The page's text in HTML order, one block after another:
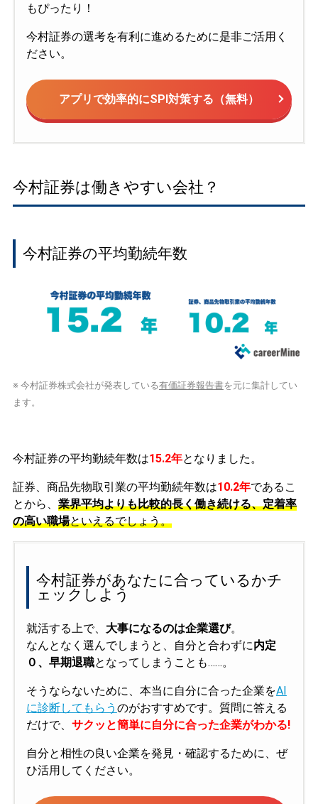
もぴったり！
今村証券の選考を有利に進めるために是非ご活用く
ださい。
アプリで効率的にSPI対策する（無料）
今村証券は働きやすい会社？
今村証券の平均勤続年数
※ 今村証券株式会社が発表している有価証券報告書を元に集計してい
ます。
今村証券の平均勤続年数は15.2年となりました。
証券、商品先物取引業の平均勤続年数は10.2年であるこ
とから、 業界平均よりも比較的長く働き続ける、定着率
の高い職場といえるでしょう。
今村証券があなたに合っているかチ
ェックしよう
就活する上で、 大事になるのは企業選び。
なんとなく選んでしまうと、自分と合わずに内定
０、早期退職となってしまうことも……。
そうならないために、本当に自分に合った企業をAI
に診断してもらう のがおすすめです。質問に答える
だけで、 サクッと簡単に自分に合った企業がわかる!
自分と相性の良い企業を発見・確認するために、ぜ
ひ活用してください。